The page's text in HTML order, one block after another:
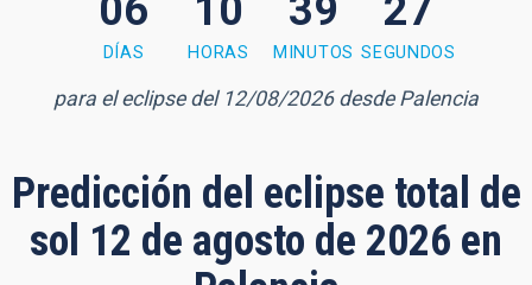
06
DÍAS
10
HORAS
39
MINUTOS
26
SEGUNDOS
para el eclipse del 12/08/2026 desde Palencia
Predicción del eclipse total de
sol 12 de agosto de 2026 en